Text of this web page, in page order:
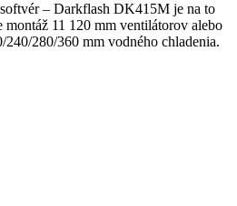
– Darkflash DK415M je na to
11 120 mm ventilátorov alebo
280/360 mm vodného chladenia.